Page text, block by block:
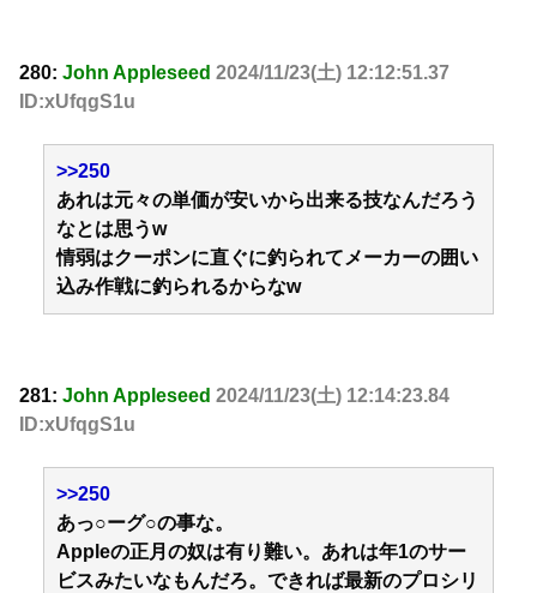
280: John Appleseed 2024/11/23(土) 12:12:51.37
ID:xUfqgS1u
>>250
あれは元々の単価が安いから出来る技なんだろう
なとは思うw
情弱はクーポンに直ぐに釣られてメーカーの囲い
込み作戦に釣られるからなw
281: John Appleseed 2024/11/23(土) 12:14:23.84
ID:xUfqgS1u
>>250
あっ○ーグ○の事な。
Appleの正月の奴は有り難い。あれは年1のサー
ビスみたいなもんだろ。できれば最新のプロシリ